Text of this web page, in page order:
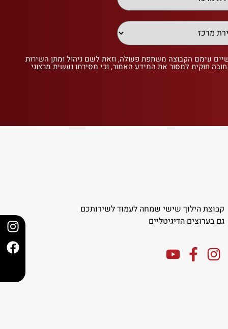
עימם הקבוצה משתפת פעולה, וזאת לשם ניהול ומתן השירות
חוקית למסור את המידע האמור, וכי מסירתו נעשית מרצוני
קבוצת הילוך שישי שמחה לעמוד לשירותכם
גם בערוצים הדיגיטליים